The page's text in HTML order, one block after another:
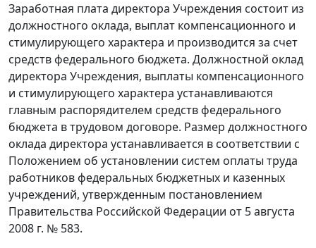
Заработная плата директора Учреждения состоит из
должностного оклада, выплат компенсационного и
стимулирующего характера и производится за счет
средств федерального бюджета. Должностной оклад
директора Учреждения, выплаты компенсационного
и стимулирующего характера устанавливаются
главным распорядителем средств федерального
бюджета в трудовом договоре. Размер должностного
оклада директора устанавливается в соответствии с
Положением об установлении систем оплаты труда
работников федеральных бюджетных и казенных
учреждений, утвержденным постановлением
Правительства Российской Федерации от 5 августа
2008 г. № 583.